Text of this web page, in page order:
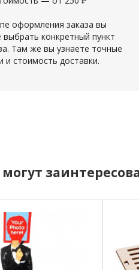
оформления заказа вы
конкретный пункт
Там же вы узнаете точные
и стоимость доставки.